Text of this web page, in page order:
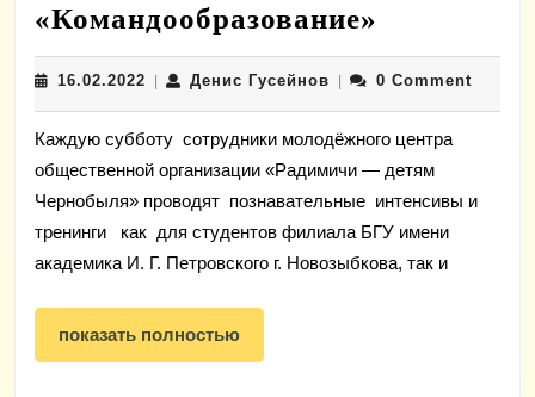
«Командообразование»
по
теме
16.02.2022 16.02.2022
| Денис ГусейновДенис
| 0 Comment
Каждую субботу сотрудники молодёжного центра
общественной организации «Радимичи — детям
Чернобыля» проводят познавательные интенсивы и
тренинги как для студентов филиала БГУ имени
академика И. Г. Петровского г. Новозыбкова, так и
показать полностьюпоказать
полностью